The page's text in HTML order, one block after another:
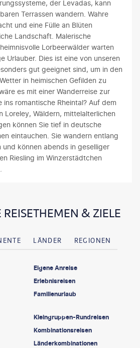
See erkennen. In Richtung
und das Wettersteingebirge mit
der Levadas, kann
Terrassen wandern. Wahre
und eine Fülle an Blüten
Landschaft. Malerische
Lorbeerwälder warten
Urlauber. Dies ist eine von unseren
gut geeignet sind, um in den
in heimischen Gefilden zu
es mit einer Wanderreise zur
ins romantische Rheintal? Auf dem
Loreley, Wäldern, mittelalterlichen
können Sie tief in deutsche
eintauchen. Sie wandern entlang
und können abends in geselliger
Riesling im Winzerstädtchen
& ZIELE
LÄNDER REGIONEN
Eigene Anreise
Erlebnisreisen
Familienurlaub
Kleingruppen-Rundreisen
Kombinationsreisen
Länderkombinationen